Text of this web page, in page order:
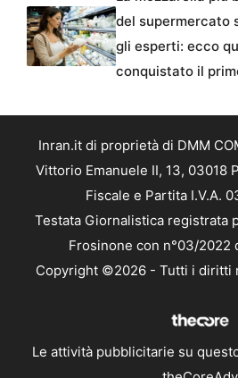
del supermercato
gli esperti: ecco
conquistato il
Inran.it di proprietà di DMM
Vittorio Emanuele II, 13, 03018
Fiscale e Partita I.V.A.
Testata Giornalistica registrata
Frosinone con n°03/2022
Copyright ©2026 - Tutti i diritti
Le attività pubblicitarie su